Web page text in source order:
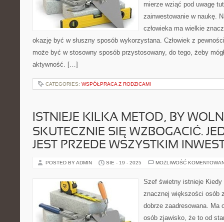
mierze wziąć pod uwagę
zainwestowanie w naukę.
człowieka ma wielkie
okazję być w słuszny sposób wykorzystana. Człowiek z
może być w stosowny sposób przystosowany, do tego, żeby
aktywność. […]
CATEGORIES: WSPÓŁPRACA Z RODZICAMI
ISTNIEJE KILKA METOD, BY
SKUTECZNIE SIĘ WZBOGACIĆ.
JEST PRZEDE WSZYSTKIM
POSTED BY ADMIN SIE - 19 - 2025 MOŻLIWOŚĆ
Szef świetny istnieje Kiedy
znacznej większości osób
dobrze zaadresowana. Ma
osób zjawisko, że to od